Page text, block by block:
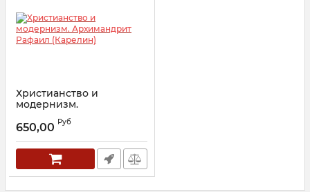
Христианство и
модернизм.
Архимандрит Рафаил
(Карелин)
Артикул: 30210
650,00 Руб